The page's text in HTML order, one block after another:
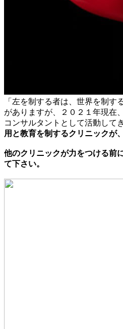
「左を制する者は、世界を制す
がありますが、２０２１年現在
コンサルタントとして活動して
用と教育を制するクリニックが
他のクリニックが力をつける前
て下さい。